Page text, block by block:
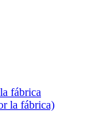
fábrica
la fábrica)